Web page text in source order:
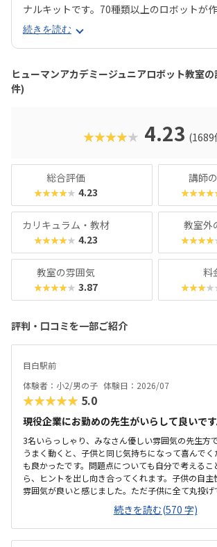
ナルキットです。70種類以上のロボットが
で、飽きずに続けやすい点も特徴です。 月2
は、ロボットを完成させる「基本製作」と、
に挑戦する「応用実践」を繰り返す設計。
回、新しい達成感と成長を実感できる仕組
す。 自ら考え、試行錯誤しながらロボット
創造力や論理的思考力を育むだけでなく、学
続きを読む
ヒューマンアカデミージュニアロボット教室
件)
★★★★★ 4.23 (1689
総合評価
★★★★★ 4.23
講師
カリキュラム・教材
★★★★★ 4.23
教室外
教室の雰囲気
★★★★★ 3.87
料
評判・口コミを一部ご紹介
目白駅前
体験者：小2/男の子 体験日：2026/07
★★★★★ 5.0
現役企業にお勤めの先生がいらして良いで
3名いらっしゃり、みなさん優しい雰囲気の先生方
うまく動くと、子供と同じ気持ちになって喜んで
も良かったです。問題点についても自分で考える
ら、ヒントを出し向き合ってくれます。子供の自主
雰囲気が良いと感じました。ただ子供に全て丸投げ
の上に「教科書とキットをどこに置いたらやりやす
かけてくださり、そこから自分で考えていました。
ントをいただきながら、自分で教科書を読んで作
駅近くですが、静かな環境です。急な坂道があるの
続きを読む(570 字)